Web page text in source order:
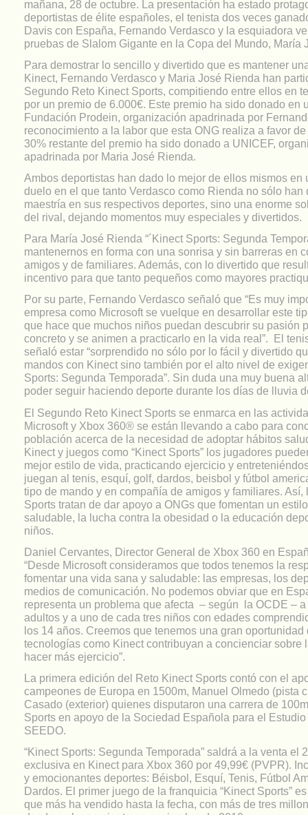
mañana, 28 de octubre. La presentación ha estado
deportistas de élite españoles, el tenista dos veces
Davis con España, Fernando Verdasco y la esquiadora
pruebas de Slalom Gigante en la Copa del Mundo, María
Para demostrar lo sencillo y divertido que es mantener
Kinect, Fernando Verdasco y Maria José Rienda han
Segundo Reto Kinect Sports, compitiendo entre ellos en
por un premio de 6.000€. Este premio ha sido donado en
Fundación Prodein, organización apadrinada por
reconocimiento a la labor que esta ONG realiza a favor
30% restante del premio ha sido donado a UNICEF,
apadrinada por Maria José Rienda.
Ambos deportistas han dado lo mejor de ellos mismos en
duelo en el que tanto Verdasco como Rienda no sólo han
maestría en sus respectivos deportes, sino una enorme
del rival, dejando momentos muy especiales y divertidos.
Para María José Rienda “´Kinect Sports: Segunda
mantenernos en forma con una sonrisa y sin barreras en
amigos y de familiares. Además, con lo divertido que
incentivo para que tanto pequeños como mayores
Por su parte, Fernando Verdasco señaló que “Es muy
empresa como Microsoft se vuelque en desarrollar este
que hace que muchos niños puedan descubrir su pasión
concreto y se animen a practicarlo en la vida real”. El
señaló estar “sorprendido no sólo por lo fácil y divertido
mandos con Kinect sino también por el alto nivel de
Sports: Segunda Temporada”. Sin duda una muy buena
poder seguir haciendo deporte durante los días de lluvia
El Segundo Reto Kinect Sports se enmarca en las
Microsoft y Xbox 360® se están llevando a cabo para
población acerca de la necesidad de adoptar hábitos
Kinect y juegos como “Kinect Sports” los jugadores
mejor estilo de vida, practicando ejercicio y
juegan al tenis, esquí, golf, dardos, beisbol y fútbol
tipo de mando y en compañía de amigos y familiares. Así,
Sports tratan de dar apoyo a ONGs que fomentan un
saludable, la lucha contra la obesidad o la educación
niños.
Daniel Cervantes, Director General de Xbox 360 en
“Desde Microsoft consideramos que todos tenemos la
fomentar una vida sana y saludable: las empresas, los
medios de comunicación. No podemos obviar que en
representa un problema que afecta – según la OCDE –
adultos y a uno de cada tres niños con edades
los 14 años. Creemos que tenemos una gran oportunidad
tecnologías como Kinect contribuyan a concienciar sobre
hacer más ejercicio”.
La primera edición del Reto Kinect Sports contó con el
campeones de Europa en 1500m, Manuel Olmedo (pista
Casado (exterior) quienes disputaron una carrera de
Sports en apoyo de la Sociedad Española para el
SEEDO.
“Kinect Sports: Segunda Temporada” saldrá a la venta el
exclusiva en Kinect para Xbox 360 por 49,99€ (PVPR).
y emocionantes deportes: Béisbol, Esquí, Tenis, Fútbol
Dardos. El primer juego de la franquicia “Kinect Sports”
que más ha vendido hasta la fecha, con más de tres